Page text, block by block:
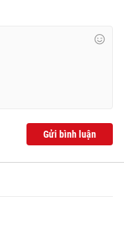
Gửi bình luận